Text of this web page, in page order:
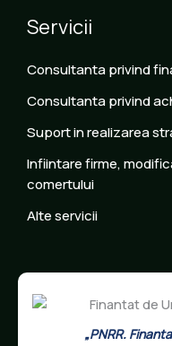
Servicii
Consultanta privind
Consultanta privind
Suport in realizarea
Infiintare firme,
comertului
Alte servicii
„PNRR.